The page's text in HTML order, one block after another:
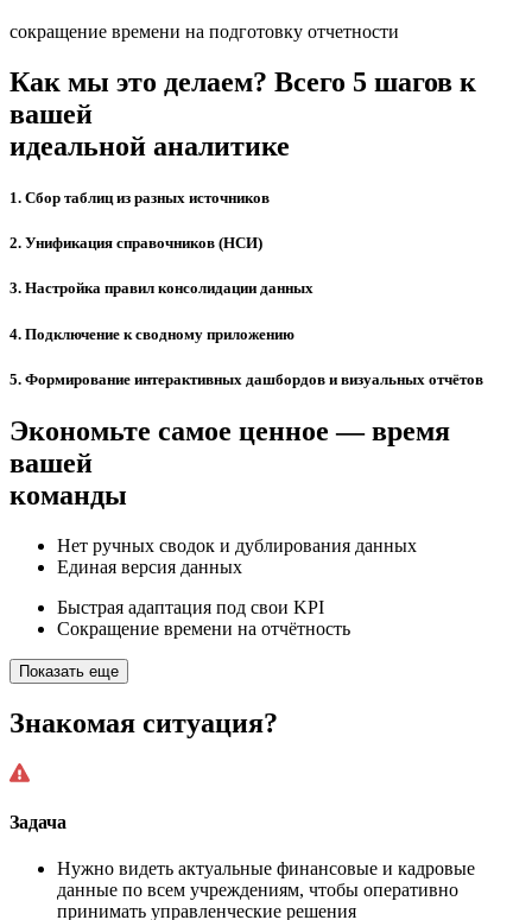
сокращение времени на подготовку отчетности
Как мы это делаем? Всего 5 шагов к
вашей
идеальной аналитике
1. Сбор таблиц из разных источников
2. Унификация справочников (НСИ)
3. Настройка правил консолидации данных
4. Подключение к сводному приложению
5. Формирование интерактивных дашбордов и визуальных отчётов
Экономьте самое ценное — время
вашей
команды
Нет ручных сводок и дублирования данных
Единая версия данных
Быстрая адаптация под свои KPI
Сокращение времени на отчётность
Показать еще
Знакомая ситуация?
Задача
Нужно видеть актуальные финансовые и кадровые
данные по всем учреждениям, чтобы оперативно
принимать управленческие решения